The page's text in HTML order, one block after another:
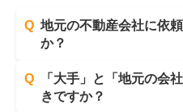
Q 地元の不動産会社に依
か？
Q
「大手」と「地元の会
きですか？